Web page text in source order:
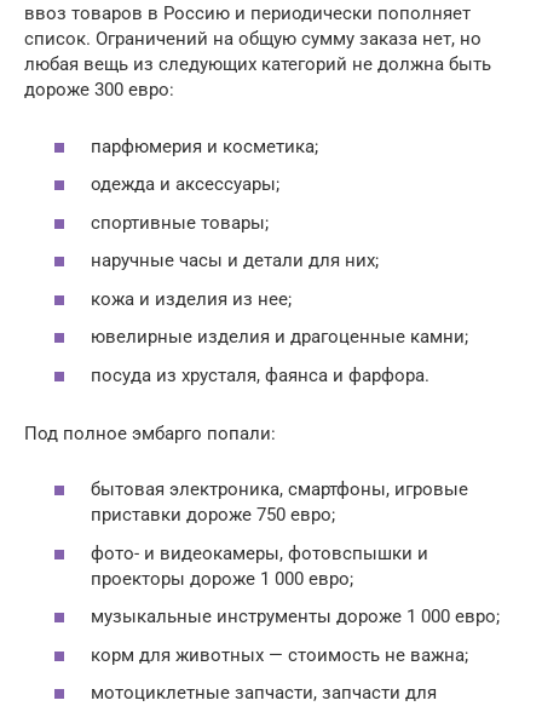
ввоз товаров в Россию и периодически пополняет
список. Ограничений на общую сумму заказа нет, но
любая вещь из следующих категорий не должна быть
дороже 300 евро:
парфюмерия и косметика;
одежда и аксессуары;
спортивные товары;
наручные часы и детали для них;
кожа и изделия из нее;
ювелирные изделия и драгоценные камни;
посуда из хрусталя, фаянса и фарфора.
Под полное эмбарго попали:
бытовая электроника, смартфоны, игровые
приставки дороже 750 евро;
фото- и видеокамеры, фотовспышки и
проекторы дороже 1 000 евро;
музыкальные инструменты дороже 1 000 евро;
корм для животных — стоимость не важна;
мотоциклетные запчасти, запчасти для